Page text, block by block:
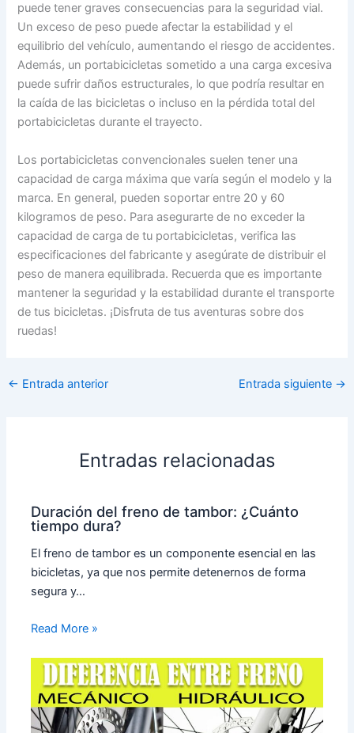
puede tener graves consecuencias para la seguridad vial.
Un exceso de peso puede afectar la estabilidad y el
equilibrio del vehículo, aumentando el riesgo de accidentes.
Además, un portabicicletas sometido a una carga excesiva
puede sufrir daños estructurales, lo que podría resultar en
la caída de las bicicletas o incluso en la pérdida total del
portabicicletas durante el trayecto.
Los portabicicletas convencionales suelen tener una
capacidad de carga máxima que varía según el modelo y la
marca. En general, pueden soportar entre 20 y 60
kilogramos de peso. Para asegurarte de no exceder la
capacidad de carga de tu portabicicletas, verifica las
especificaciones del fabricante y asegúrate de distribuir el
peso de manera equilibrada. Recuerda que es importante
mantener la seguridad y la estabilidad durante el transporte
de tus bicicletas. ¡Disfruta de tus aventuras sobre dos
ruedas!
← Entrada anterior Entrada siguiente →
Entradas relacionadas
Duración del freno de tambor: ¿Cuánto
tiempo dura?
El freno de tambor es un componente esencial en las
bicicletas, ya que nos permite detenernos de forma
segura y…
Read More »